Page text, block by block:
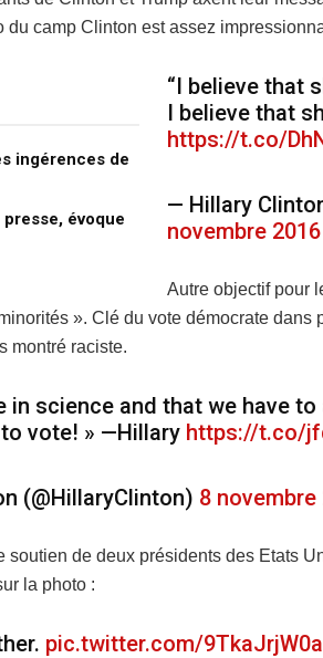
du camp Clinton est assez
ingérences de
évoque
“I believe that
I believe that
https://t.co/
— Hillary
novembre 2016
Autre objectif pour
». Clé du vote démocrate dans
montré raciste.
in science and that we have
vote! » —Hillary https://t.co/
(@HillaryClinton) 8 novembre
soutien de deux présidents des Etats
la photo :
pic.twitter.com/9TkaJrjW0a